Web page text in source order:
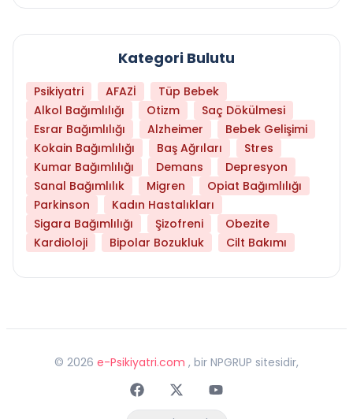
Kategori Bulutu
Psikiyatri AFAZİ
Tüp Bebek
Alkol Bağımlılığı
Otizm
Saç Dökülmesi
Esrar Bağımlılığı
Alzheimer
Bebek Gelişimi
Kokain Bağımlılığı
Baş Ağrıları
Stres
Kumar Bağımlılığı
Demans
Depresyon
Sanal Bağımlılık
Migren
Opiat Bağımlılığı
Parkinson
Kadın Hastalıkları
Sigara Bağımlılığı
Şizofreni
Obezite
Kardioloji
Bipolar Bozukluk Cilt Bakımı
© 2026 e-Psikiyatri.com , bir NPGRUP sitesidir,
FaceebokTwitterYoutube